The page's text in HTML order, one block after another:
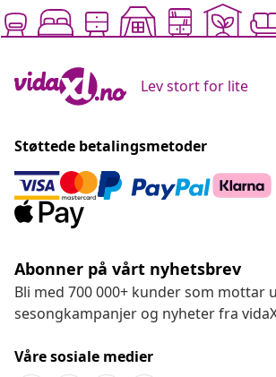
Lev stort for lite
Støttede betalingsmetoder
Abonner på vårt nyhetsbrev
Bli med 700 000+ kunder som mottar
sesongkampanjer og nyheter fra
Våre sosiale medier